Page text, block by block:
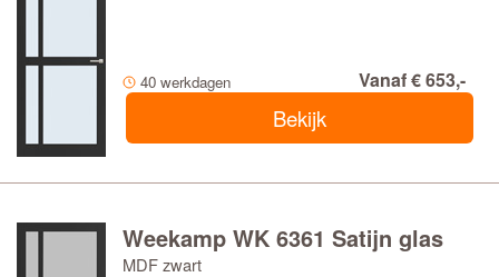
40 werkdagen Vanaf € 653,-
Bekijk
Weekamp WK 6361 Satijn glas
MDF zwart